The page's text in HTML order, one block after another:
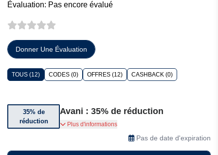
Évaluation: Pas encore évalué
Donner Une Évaluation
TOUS (12) CODES (0) OFFRES (12) CASHBACK (0)
35% de
réduction
Avani : 35% de réduction
Bénéficiez jusqu’à 35% de réduction sur votre
séjour en ville à partir de 52 USD
Plus d'informations
Pas de date d'expiration